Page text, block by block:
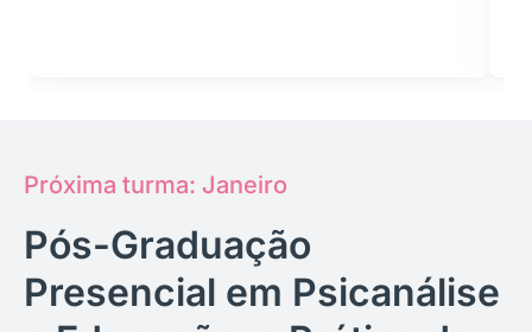
Próxima turma: Janeiro
Pós-Graduação
Presencial em Psicanálise